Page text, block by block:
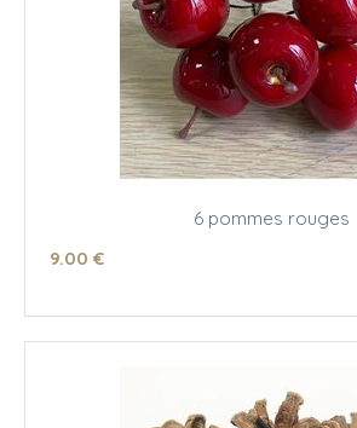
6 pommes rouges
9.00 €